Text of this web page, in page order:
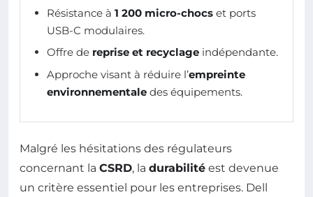
Résistance à 1 200 micro-chocs et ports
USB-C modulaires.
Offre de reprise et recyclage indépendante.
Approche visant à réduire l’empreinte
environnementale des équipements.
Malgré les hésitations des régulateurs
concernant la CSRD, la durabilité est devenue
un critère essentiel pour les entreprises. Dell